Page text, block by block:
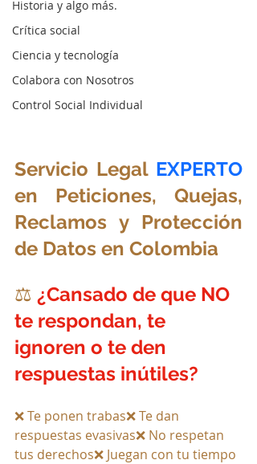
Historia y algo más.
Crítica social
Ciencia y tecnología
Colabora con Nosotros
Control Social Individual
Servicio Legal EXPERTO
en Peticiones, Quejas,
Reclamos y Protección
de Datos en Colombia
⚖️ ¿Cansado de que NO
te respondan, te
ignoren o te den
respuestas inútiles?
❌ Te ponen trabas❌ Te dan
respuestas evasivas❌ No respetan
tus derechos❌ Juegan con tu tiempo